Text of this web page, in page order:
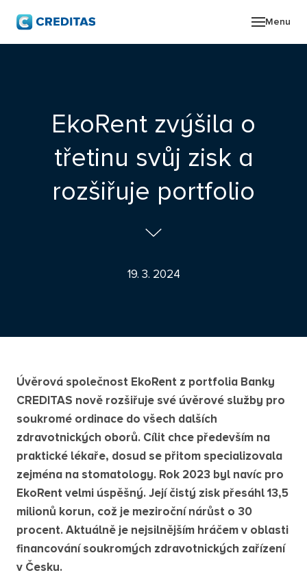
Menu
EkoRent zvýšila o
třetinu svůj zisk a
rozšiřuje portfolio
19. 3. 2024
Úvěrová společnost EkoRent z portfolia Banky
CREDITAS nově rozšiřuje své úvěrové služby pro
soukromé ordinace do všech dalších
zdravotnických oborů. Cílit chce především na
praktické lékaře, dosud se přitom specializovala
zejména na stomatology. Rok 2023 byl navíc pro
EkoRent velmi úspěšný. Její čistý zisk přesáhl 13,5
milionů korun, což je meziroční nárůst o 30
procent. Aktuálně je nejsilnějším hráčem v oblasti
financování soukromých zdravotnických zařízení
v Česku.